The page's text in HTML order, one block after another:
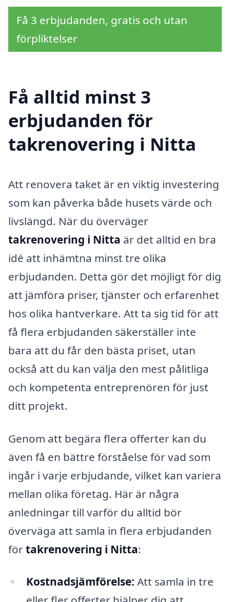
Få 3 erbjudanden, gratis och utan
förpliktelser
Få alltid minst 3
erbjudanden för
takrenovering i Nitta
Att renovera taket är en viktig investering
som kan påverka både husets värde och
livslängd. När du överväger
takrenovering i Nitta är det alltid en bra
idé att inhämtna minst tre olika
erbjudanden. Detta gör det möjligt för dig
att jämföra priser, tjänster och erfarenhet
hos olika hantverkare. Att ta sig tid för att
få flera erbjudanden säkerställer inte
bara att du får den bästa priset, utan
också att du kan välja den mest pålitliga
och kompetenta entreprenören för just
ditt projekt.
Genom att begära flera offerter kan du
även få en bättre förståelse för vad som
ingår i varje erbjudande, vilket kan variera
mellan olika företag. Här är några
anledningar till varför du alltid bör
överväga att samla in flera erbjudanden
förtakrenovering i Nitta:
Kostnadsjämförelse: Att samla in tre